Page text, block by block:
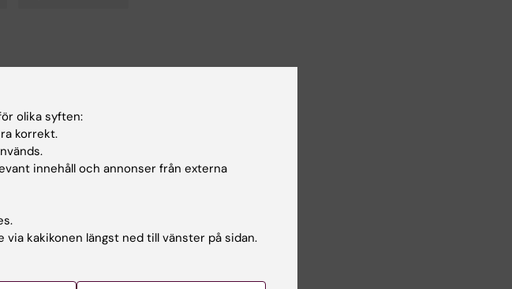
olika syften:
korrekt.
innehåll och annonser från externa
kakikonen längst ned till vänster på sidan.